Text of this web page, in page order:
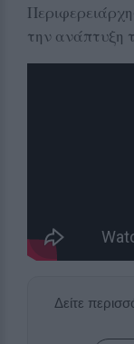
την ανάπτυξη
Δείτε